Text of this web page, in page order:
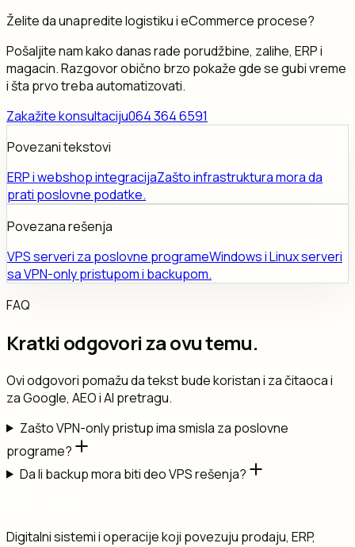
Želite da unapredite logistiku i eCommerce procese?
Pošaljite nam kako danas rade porudžbine, zalihe, ERP i
magacin. Razgovor obično brzo pokaže gde se gubi vreme
i šta prvo treba automatizovati.
Zakažite konsultaciju064 364 6591
Povezani tekstovi
ERP i webshop integracijaZašto infrastruktura mora da
prati poslovne podatke.
Povezana rešenja
VPS serveri za poslovne programeWindows i Linux serveri
sa VPN-only pristupom i backupom.
FAQ
Kratki odgovori za ovu temu.
Ovi odgovori pomažu da tekst bude koristan i za čitaoca i
za Google, AEO i AI pretragu.
Zašto VPN-only pristup ima smisla za poslovne
programe?
Da li backup mora biti deo VPS rešenja?
Digitalni sistemi i operacije koji povezuju prodaju, ERP,